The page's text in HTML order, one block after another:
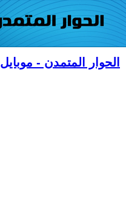
الحوار المتمدن - موبايل